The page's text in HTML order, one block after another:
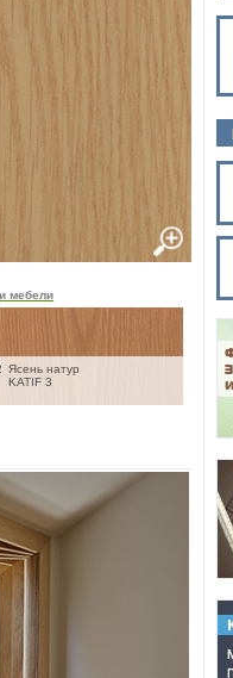
мебели
Ясень натур
KATIF 3